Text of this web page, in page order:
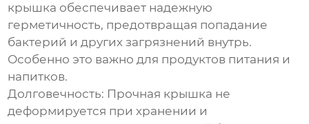
крышка обеспечивает надежную
герметичность, предотвращая попадание
бактерий и других загрязнений внутрь.
Особенно это важно для продуктов питания и
напитков.
Долговечность: Прочная крышка не
деформируется при хранении и